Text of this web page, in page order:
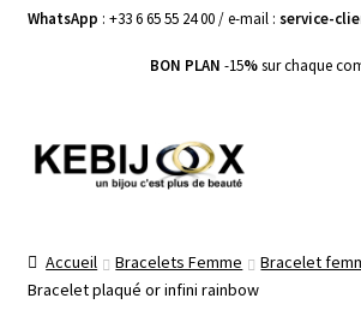
WhatsApp : +33 6 65 55 24 00 / e-mail : service-
BON PLAN -15%sur chaque
Aller
à
Aller
au
Boucles d’Oreilles
Accueil Bracelets Femme
Bracelet
Bracelet plaqué or infini rainbow